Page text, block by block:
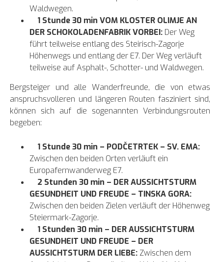
Waldwegen.
1 Stunde 30 min VOM KLOSTER OLIMJE AN
DER SCHOKOLADENFABRIK VORBEI: Der Weg
führt teilweise entlang des Steirisch-Zagorje
Höhenwegs und entlang der E7. Der Weg verläuft
teilweise auf Asphalt-, Schotter- und Waldwegen.
Bergsteiger und alle Wanderfreunde, die von etwas
anspruchsvolleren und längeren Routen fasziniert sind,
können sich auf die sogenannten Verbindungsrouten
begeben:
1 Stunde 30 min – PODČETRTEK – SV. EMA:
Zwischen den beiden Orten verläuft ein
Europafernwanderweg E7.
2 Stunden 30 min – DER AUSSICHTSTURM
GESUNDHEIT UND FREUDE – TINSKA GORA:
Zwischen den beiden Zielen verläuft der Höhenweg
Steiermark-Zagorje.
1 Stunden 30 min – DER AUSSICHTSTURM
GESUNDHEIT UND FREUDE – DER
AUSSICHTSTURM DER LIEBE: Zwischen dem